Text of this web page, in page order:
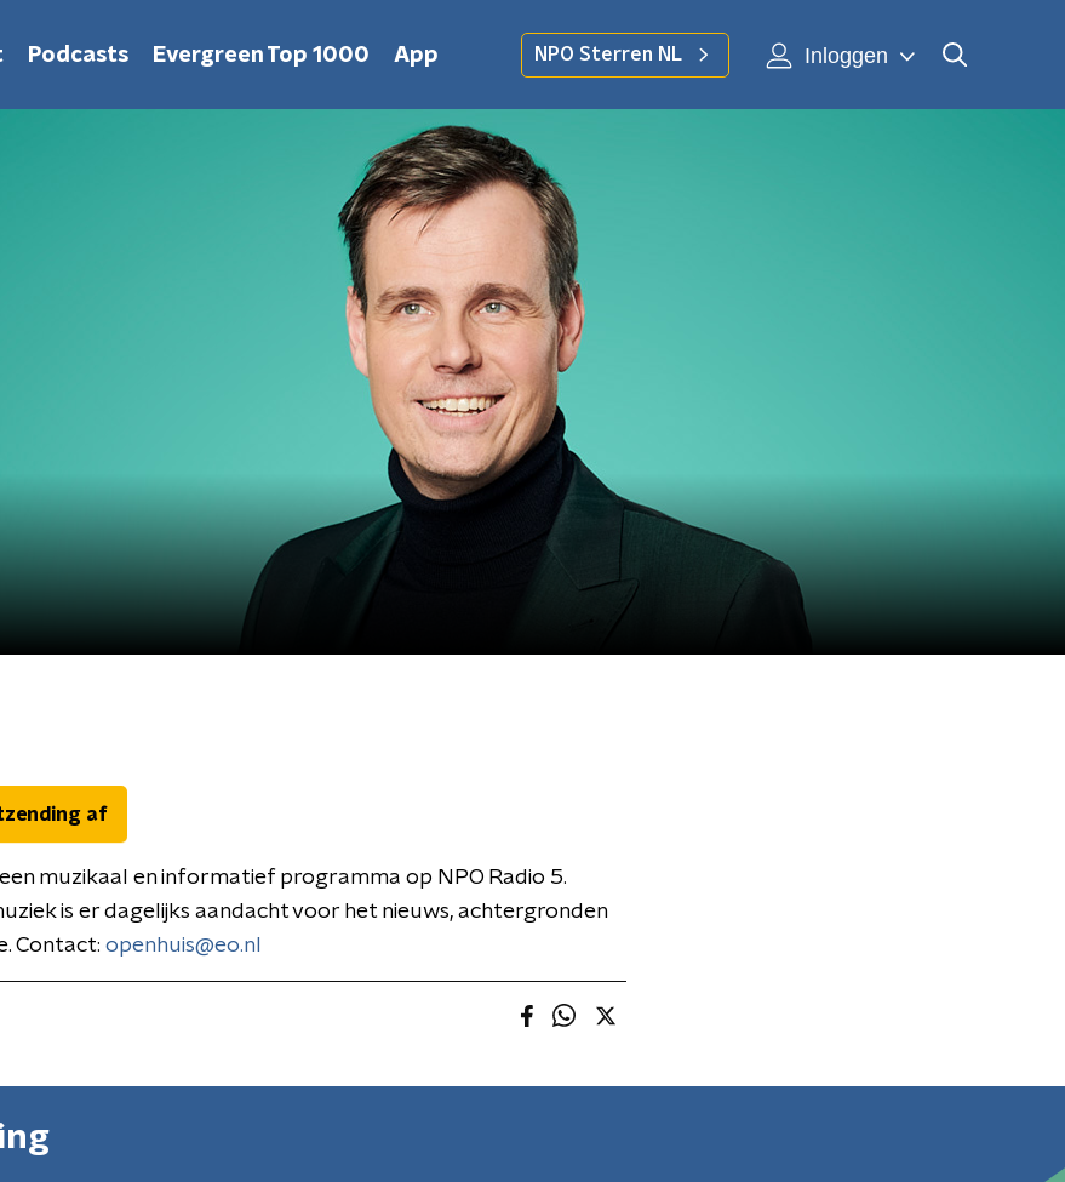
Podcasts Evergreen Top 1000 App NPO Sterren NL Inloggen
af
muzikaal en informatief programma op NPO Radio 5.
is er dagelijks aandacht voor het nieuws, achtergronden
Contact: openhuis@eo.nl